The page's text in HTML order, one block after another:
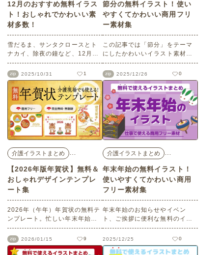
12月のおすすめ無料イラス
ト！おしゃれでかわいい素
材多数！
雪だるま、サンタクロースとト
ナカイ、除夜の鐘など、12月の
掲示物やおたよりにお使いいた
だける商用フリーのイラスト素
材をまとめました。飾り文字、
フレームもあります。会員の方
であれば、すべての素材を無料
で制限なくご利用いただけま
す。
zip 2025/10/31 1
節分の無料イラスト！使い
やすくてかわいい商用フリ
ー素材集
この記事では「節分」をテーマ
にしたかわいいイラスト素材を
ご紹介します。会員登録をする
と全て無料でダウンロードして
お使いいただけます！また商用
フリーなのでパンフレットやチ
ラシなどさまざまなシーンでご
利用いただけます。
zip 2025/12/26 0
介護イラストまとめ …
【2026年版年賀状】無料＆
おしゃれデザインテンプレ
ート集
2026年（午年）年賀状の無料テ
ンプレート。忙しい年末年始の
介護現場を助けてくれる強い味
方！かわいくて使いやすいデザ
インの年賀状テンプレートがど
zip 2026/01/15 9
介護イラストまとめ …
年末年始の無料イラスト！
使いやすくてかわいい商用
フリー素材集
年末年始のお知らせやイベン
ト、ご挨拶に便利な無料のイラ
スト素材をご紹介します。ワン
ポイントイラストや飾り文字、
フレームなどの多種多様な素材
2025/12/25 0